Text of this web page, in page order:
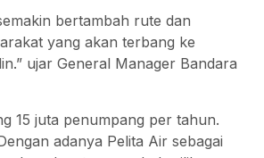
bertambah rute dan
yang akan terbang ke
ujar General Manager Bandara
15 juta penumpang per tahun.
adanya Pelita Air sebagai